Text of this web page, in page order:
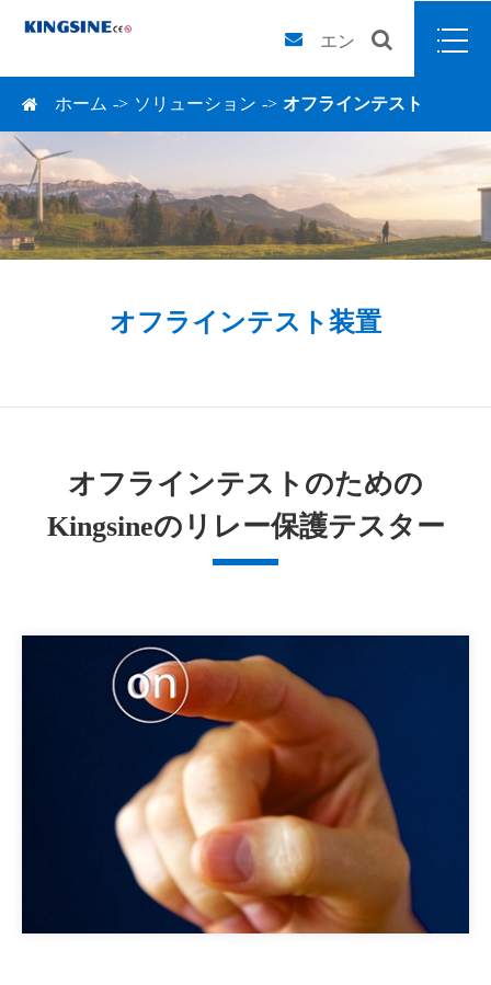
エン
ホーム ソリューション オフラインテスト
オフラインテスト装置
オフラインテストのための
Kingsineのリレー保護テスター